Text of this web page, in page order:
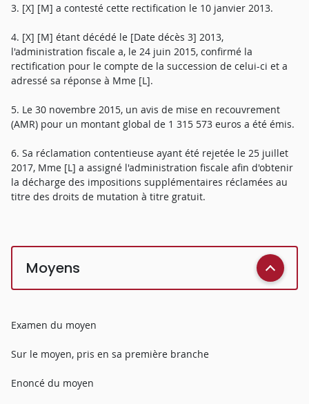
3. [X] [M] a contesté cette rectification le 10 janvier 2013.
4. [X] [M] étant décédé le [Date décès 3] 2013,
l'administration fiscale a, le 24 juin 2015, confirmé la
rectification pour le compte de la succession de celui-ci et a
adressé sa réponse à Mme [L].
5. Le 30 novembre 2015, un avis de mise en recouvrement
(AMR) pour un montant global de 1 315 573 euros a été émis.
6. Sa réclamation contentieuse ayant été rejetée le 25 juillet
2017, Mme [L] a assigné l'administration fiscale afin d'obtenir
la décharge des impositions supplémentaires réclamées au
titre des droits de mutation à titre gratuit.
Moyens
Examen du moyen
Sur le moyen, pris en sa première branche
Enoncé du moyen